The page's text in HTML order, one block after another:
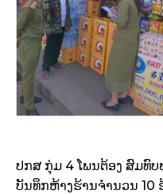
ປກສ ກຸ່ມ 4 ໂພນຕ້ອງ ສົມທົ
ບັນທຶກຫ້າງຮ້ານຈຳນວນ 10